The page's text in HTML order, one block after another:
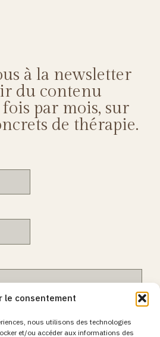
le consentement
nous utilisons des technologies
et/ou accéder aux informations des
à la newsletter
du contenu
par mois, sur
de thérapie.